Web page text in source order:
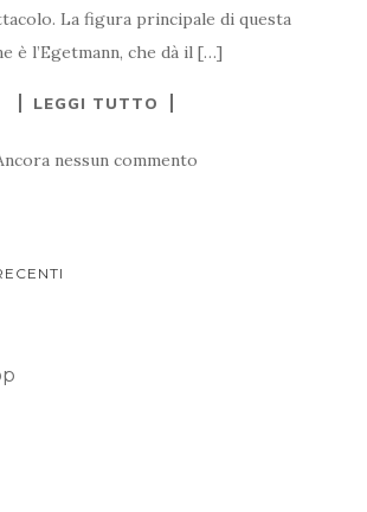
La figura principale di questa
è l’Egetmann, che dà il […]
LEGGI TUTTO
nessun commento